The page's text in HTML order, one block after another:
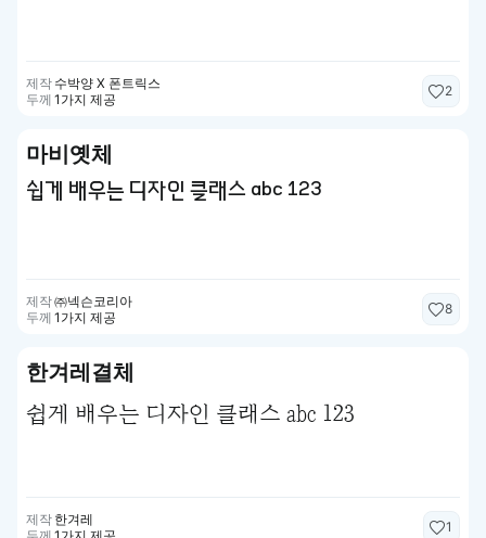
제작 수박양 X 폰트릭스
두께 1가지 제공
2
마비옛체
쉽게 배우는 디자인 클래스 abc 123
제작㈜넥슨코리아
두께 1가지 제공
8
한겨레결체
쉽게 배우는 디자인 클래스 abc 123
제작 한겨레
1